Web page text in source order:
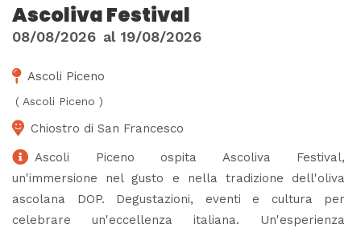
Ascoliva Festival
08/08/2026 al 19/08/2026
Ascoli Piceno
( Ascoli Piceno )
Chiostro di San Francesco
Ascoli Piceno ospita Ascoliva Festival,
un'immersione nel gusto e nella tradizione dell'oliva
ascolana DOP. Degustazioni, eventi e cultura per
celebrare un'eccellenza italiana. Un'esperienza